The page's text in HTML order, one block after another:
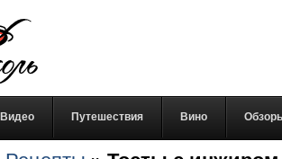
Видео Путешествия Вино